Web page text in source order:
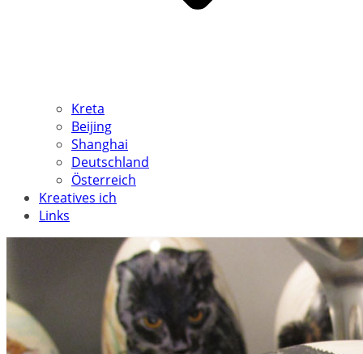
Kreta
Beijing
Shanghai
Deutschland
Österreich
Kreatives ich
Links